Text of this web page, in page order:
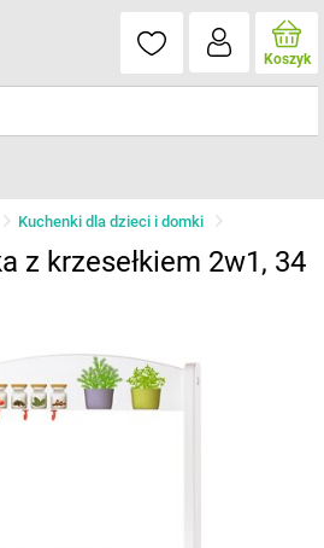
Koszyk
Kuchenki dla dzieci i domki
z krzesełkiem 2w1, 34